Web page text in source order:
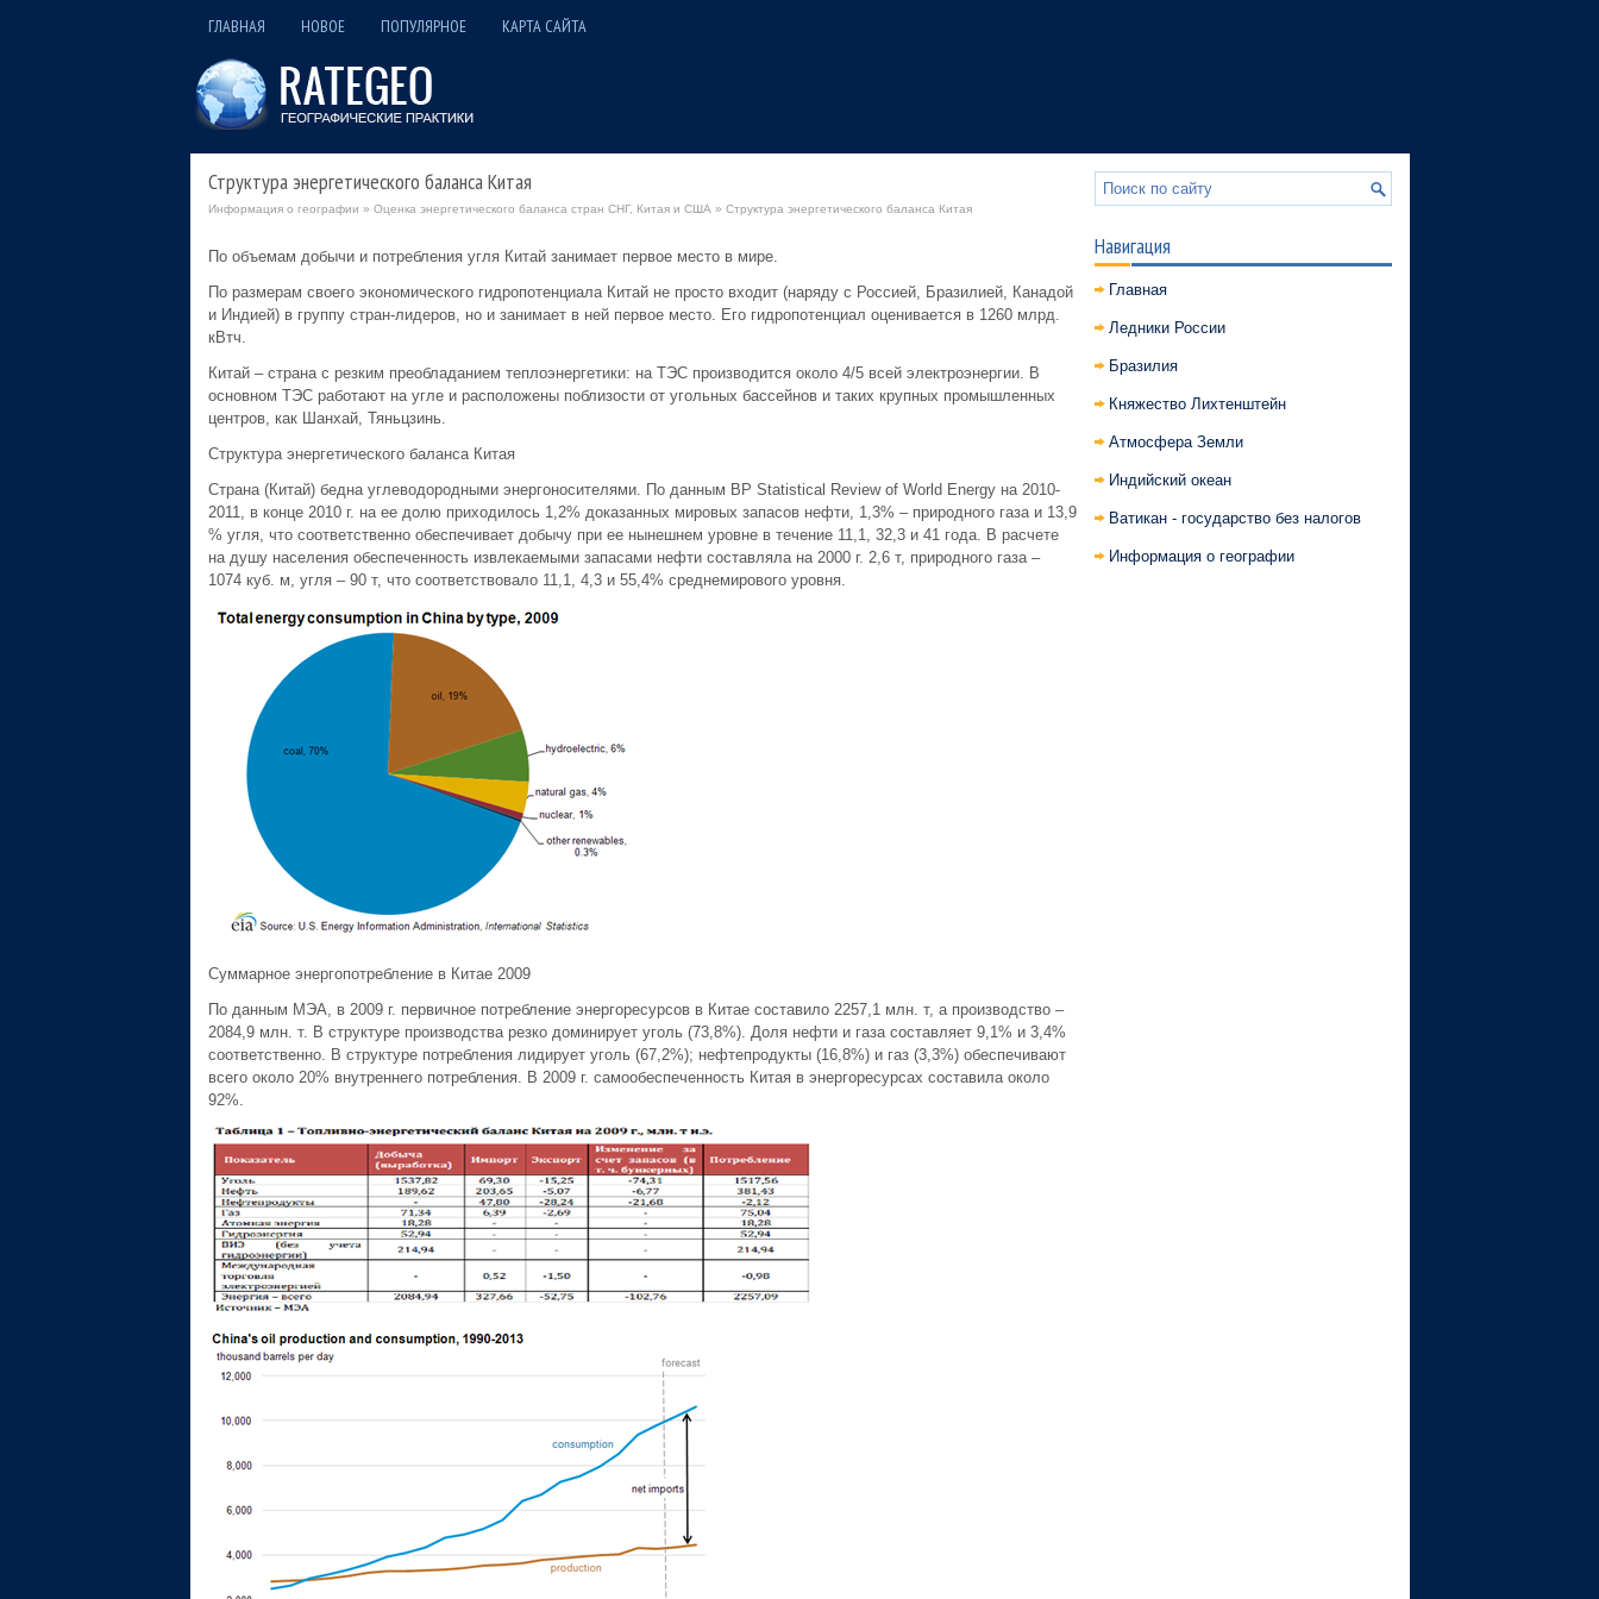
ГЛАВНАЯ НОВОЕ ПОПУЛЯРНОЕ КАРТА САЙТА
Структура энергетического баланса Китая
Информация о географии » Оценка энергетического баланса стран СНГ, Китая и США » Структура энергетического баланса Китая
По объемам добычи и потребления угля Китай занимает первое место в мире.
По размерам своего экономического гидропотенциала Китай не просто входит (наряду с Россией, Бразилией, Канадой
и Индией) в группу стран-лидеров, но и занимает в ней первое место. Его гидропотенциал оценивается в 1260 млрд.
кВтч.
Китай – страна с резким преобладанием теплоэнергетики: на ТЭС производится около 4/5 всей электроэнергии. В
основном ТЭС работают на угле и расположены поблизости от угольных бассейнов и таких крупных промышленных
центров, как Шанхай, Тяньцзинь.
Структура энергетического баланса Китая
Страна (Китай) бедна углеводородными энергоносителями. По данным BP Statistical Review of World Energy на 2010-
2011, в конце 2010 г. на ее долю приходилось 1,2% доказанных мировых запасов нефти, 1,3% – природного газа и 13,9
% угля, что соответственно обеспечивает добычу при ее нынешнем уровне в течение 11,1, 32,3 и 41 года. В расчете
на душу населения обеспеченность извлекаемыми запасами нефти составляла на 2000 г. 2,6 т, природного газа –
1074 куб. м, угля – 90 т, что соответствовало 11,1, 4,3 и 55,4% среднемирового уровня.
Суммарное энергопотребление в Китае 2009
По данным МЭА, в 2009 г. первичное потребление энергоресурсов в Китае составило 2257,1 млн. т, а производство –
2084,9 млн. т. В структуре производства резко доминирует уголь (73,8%). Доля нефти и газа составляет 9,1% и 3,4%
соответственно. В структуре потребления лидирует уголь (67,2%); нефтепродукты (16,8%) и газ (3,3%) обеспечивают
всего около 20% внутреннего потребления. В 2009 г. самообеспеченность Китая в энергоресурсах составила около
92%.
Навигация
Главная
Ледники России
Бразилия
Княжество Лихтенштейн
Атмосфера Земли
Индийский океан
Ватикан - государство без налогов
Информация о географии